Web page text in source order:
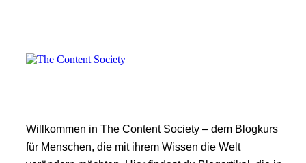
Willkommen in The Content Society – dem Blogkurs
für Menschen, die mit ihrem Wissen die Welt